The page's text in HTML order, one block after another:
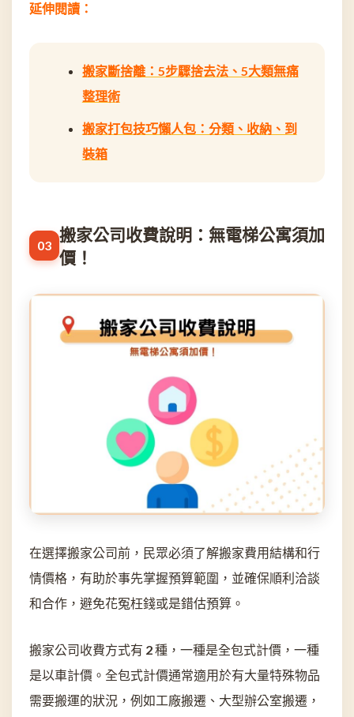
延伸閱讀：
搬家斷捨離：5步驟捨去法、5大類無痛
整理術
搬家打包技巧懶人包：分類、收納、到
裝箱
搬家公司收費說明：無電梯公寓須加
價！
在選擇搬家公司前，民眾必須了解搬家費用結構和行
情價格，有助於事先掌握預算範圍，並確保順利洽談
和合作，避免花冤枉錢或是錯估預算。
搬家公司收費方式有 2 種，一種是全包式計價，一種
是以車計價。全包式計價通常適用於有大量特殊物品
需要搬運的狀況，例如工廠搬遷、大型辦公室搬遷，